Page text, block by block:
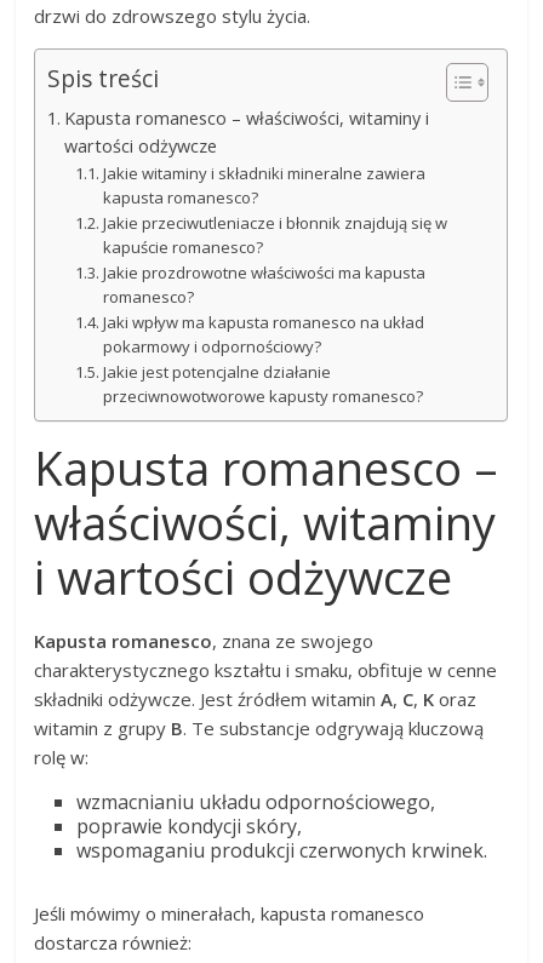
drzwi do zdrowszego stylu życia.
Spis treści
Kapusta romanesco – właściwości, witaminy i
wartości odżywcze
Jakie witaminy i składniki mineralne zawiera
kapusta romanesco?
Jakie przeciwutleniacze i błonnik znajdują się w
kapuście romanesco?
Jakie prozdrowotne właściwości ma kapusta
romanesco?
Jaki wpływ ma kapusta romanesco na układ
pokarmowy i odpornościowy?
Jakie jest potencjalne działanie
przeciwnowotworowe kapusty romanesco?
Kapusta romanesco –
właściwości, witaminy
i wartości odżywcze
Kapusta romanesco, znana ze swojego
charakterystycznego kształtu i smaku, obfituje w cenne
składniki odżywcze. Jest źródłem witaminA, C, K oraz
witamin z grupy B. Te substancje odgrywają kluczową
rolę w:
wzmacnianiu układu odpornościowego,
poprawie kondycji skóry,
wspomaganiu produkcji czerwonych krwinek.
Jeśli mówimy o minerałach, kapusta romanesco
dostarcza również: